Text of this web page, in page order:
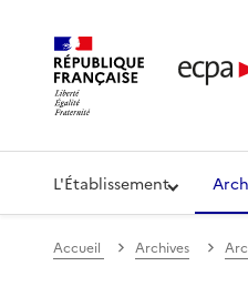
Établissement de
L'Établissement
Accueil Archives